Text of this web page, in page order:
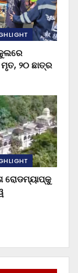
୨୦ ଛାତ୍ର
ରୋଡମ୍ୟାପ୍‌କୁ